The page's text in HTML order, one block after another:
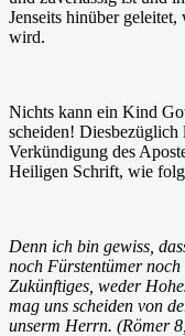
Jenseits hinüber
wird.
Nichts kann ein Kind
scheiden! Diesbezüglich
Verkündigung des
Heiligen Schrift, wie
Denn ich bin gewiss,
noch Fürstentümer
Zukünftiges, weder
mag uns scheiden von
unserm Herrn. (Römer